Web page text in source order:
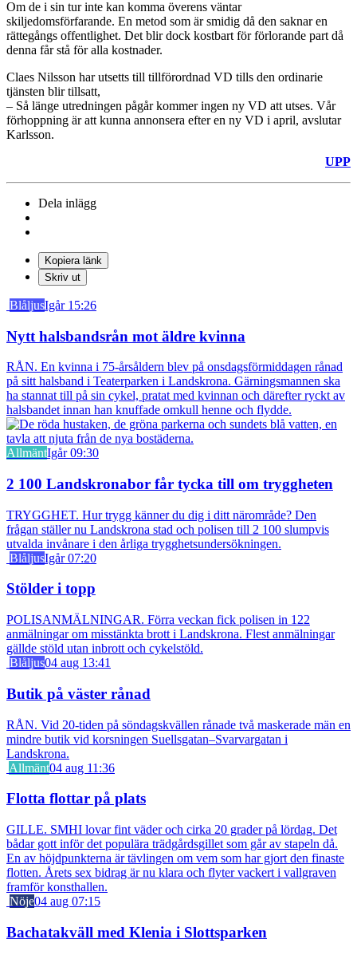
Om de i sin tur inte kan komma överens väntar
skiljedomsförfarande. En metod som är smidig då den saknar en
rättegångs offentlighet. Det blir dock kostbart för förlorande part då
denna får stå för alla kostnader.
Claes Nilsson har utsetts till tillförordnad VD tills den ordinarie
tjänsten blir tillsatt,
– Så länge utredningen pågår kommer ingen ny VD att utses. Vår
förhoppning är att kunna annonsera efter en ny VD i april, avslutar
Karlsson.
UPP
Dela inlägg
Kopiera länk
Skriv ut
BlåljusIgår 15:26
Nytt halsbandsrån mot äldre kvinna
RÅN. En kvinna i 75-årsåldern blev på onsdagsförmiddagen rånad
på sitt halsband i Teaterparken i Landskrona. Gärningsmannen ska
ha stannat till på sin cykel, pratat med kvinnan och därefter ryckt av
halsbandet innan han knuffade omkull henne och flydde.
AllmäntIgår 09:30
2 100 Landskronabor får tycka till om tryggheten
TRYGGHET. Hur trygg känner du dig i ditt närområde? Den
frågan ställer nu Landskrona stad och polisen till 2 100 slumpvis
utvalda invånare i den årliga trygghetsundersökningen.
BlåljusIgår 07:20
Stölder i topp
POLISANMÄLNINGAR. Förra veckan fick polisen in 122
anmälningar om misstänkta brott i Landskrona. Flest anmälningar
gällde stöld utan inbrott och cykelstöld.
Blåljus04 aug 13:41
Butik på väster rånad
RÅN. Vid 20-tiden på söndagskvällen rånade två maskerade män en
mindre butik vid korsningen Suellsgatan–Svarvargatan i
Landskrona.
Allmänt04 aug 11:36
Flotta flottar på plats
GILLE. SMHI lovar fint väder och cirka 20 grader på lördag. Det
bådar gott inför det populära trädgårdsgillet som går av stapeln då.
En av höjdpunkterna är tävlingen om vem som har gjort den finaste
flotten. Årets sex bidrag är nu klara och flyter vackert i vallgraven
framför konsthallen.
Nöje04 aug 07:15
Bachatakväll med Klenia i Slottsparken